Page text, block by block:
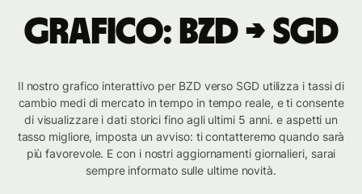
Grafico: BZD → SGD
Il nostro grafico interattivo per BZD verso SGD utilizza i tassi di
cambio medi di mercato in tempo in tempo reale, e ti consente
di visualizzare i dati storici fino agli ultimi 5 anni. e aspetti un
tasso migliore, imposta un avviso: ti contatteremo quando sarà
più favorevole. E con i nostri aggiornamenti giornalieri, sarai
sempre informato sulle ultime novità.